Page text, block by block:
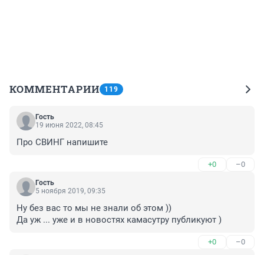
КОММЕНТАРИИ 119
Гость
19 июня 2022, 08:45
Про СВИНГ напишите
+0 –0
Гость
5 ноября 2019, 09:35
Ну без вас то мы не знали об этом ))
Да уж ... уже и в новостях камасутру публикуют )
+0 –0